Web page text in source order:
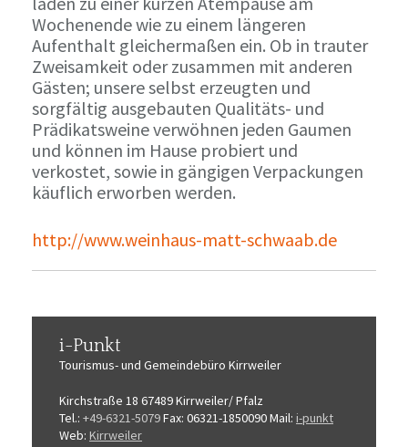
Wochenende wie zu einem längeren
Aufenthalt gleichermaßen ein. Ob in trauter
Zweisamkeit oder zusammen mit anderen
Gästen; unsere selbst erzeugten und
sorgfältig ausgebauten Qualitäts- und
Prädikatsweine verwöhnen jeden Gaumen
und können im Hause probiert und
verkostet, sowie in gängigen Verpackungen
käuflich erworben werden.
http://www.weinhaus-matt-schwaab.de
i-Punkt
Tourismus-und Gemeindebüro Kirrweiler
Kirchstraße 18 67489 Kirrweiler/ Pfalz
Tel.: +49-6321-5079Fax: 06321-1850090Mail: i-punkt
Web: Kirrweiler